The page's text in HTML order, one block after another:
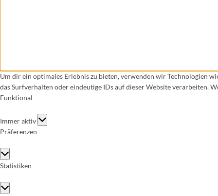
Um dir ein optimales Erlebnis zu bieten, verwenden wir Technologien
das Surfverhalten oder eindeutige IDs auf dieser Website verarbeiten.
Funktional
Funktional
Immer aktiv
Präferenzen
Präferenzen
Statistiken
Statistiken